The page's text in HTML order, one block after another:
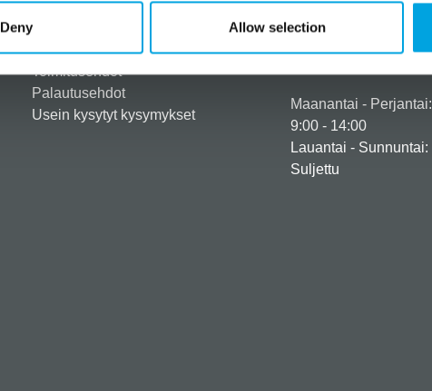
Deny Allow selection
Rekisteröidy yritysasiakkaaksi
Maksutiedot ja maksuvaihtoehdot
Toimitusehdot
Palautusehdot
Usein kysytyt kysymykset
+358 45 120 6627
Maanantai - Perjantai:
9:00 - 14:00
Lauantai - Sunnuntai:
Suljettu